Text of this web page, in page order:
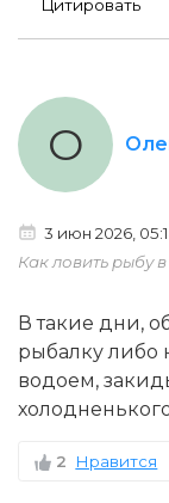
Цитировать
О
3 июн 2026,
Как ловить рыбу
В такие дни,
рыбалку либо
водоем,
2 Нравится